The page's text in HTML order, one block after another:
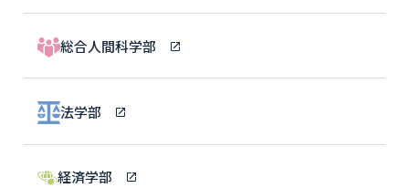
総合人間科学部
法学部
経済学部